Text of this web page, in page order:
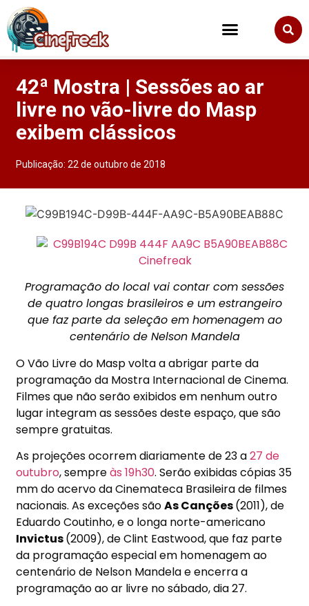
42ª Mostra | Sessões ao ar
livre no vão-livre do Masp
exibem clássicos
Publicação:22 de outubro de 2018
Programação do local vai contar com sessões
de quatro longas brasileiros e um estrangeiro
que faz parte da seleção em homenagem ao
centenário de Nelson Mandela
O Vão Livre do Masp volta a abrigar parte da
programação da Mostra Internacional de Cinema.
Filmes que não serão exibidos em nenhum outro
lugar integram as sessões deste espaço, que são
sempre gratuitas.
As projeções ocorrem diariamente de 23 a27 de
outubro, sempreàs 19h30. Serão exibidas cópias 35
mm do acervo da Cinemateca Brasileira de filmes
nacionais. As exceções sãoAs Canções(2011), de
Eduardo Coutinho, e o longa norte-americano
Invictus(2009), de Clint Eastwood, que faz parte
da programação especial em homenagem ao
centenário de Nelson Mandela e encerra a
programação ao ar livre no sábado, dia 27.